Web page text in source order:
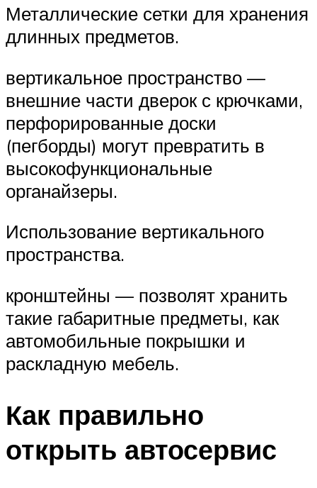
Металлические сетки для хранения
длинных предметов.
вертикальное пространство —
внешние части дверок с крючками,
перфорированные доски
(пегборды) могут превратить в
высокофункциональные
органайзеры.
Использование вертикального
пространства.
кронштейны — позволят хранить
такие габаритные предметы, как
автомобильные покрышки и
раскладную мебель.
Как правильно
открыть автосервис